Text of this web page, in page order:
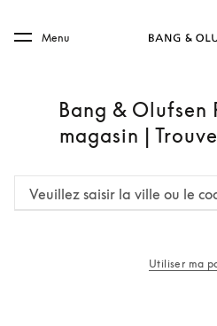
Skip to main footer
Menu
Bang & Olufsen
magasin |
Veuillez saisir la ville ou le
Utiliser ma